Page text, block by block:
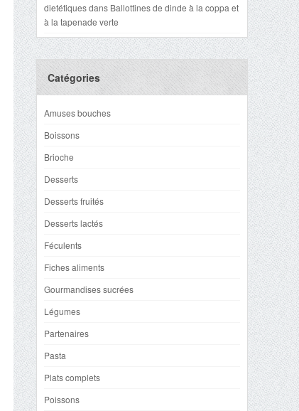
dietétiquesdans Ballottines de dinde à la coppa et
à la tapenade verte
Catégories
Amuses bouches
Boissons
Brioche
Desserts
Desserts fruités
Desserts lactés
Féculents
Fiches aliments
Gourmandises sucrées
Légumes
Partenaires
Pasta
Plats complets
Poissons